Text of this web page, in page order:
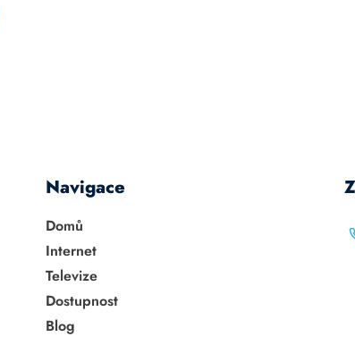
Navigace
Domů
Internet
Televize
Dostupnost
Blog